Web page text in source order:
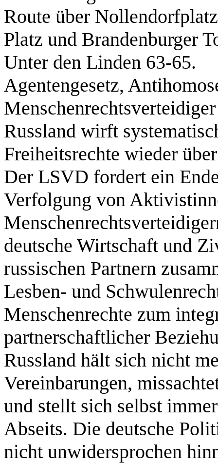
Route über
Platz und Brandenburger
Unter den Linden 63-65.
Agentengesetz,
Russland wirft
Freiheitsrechte wieder
Der LSVD fordert ein
Verfolgung von
deutsche Wirtschaft und
russischen Partnern
Lesben- und
Menschenrechte zum
partnerschaftlicher
Russland hält sich nicht
Vereinbarungen,
und stellt sich selbst
Abseits. Die deutsche
nicht unwidersprochen